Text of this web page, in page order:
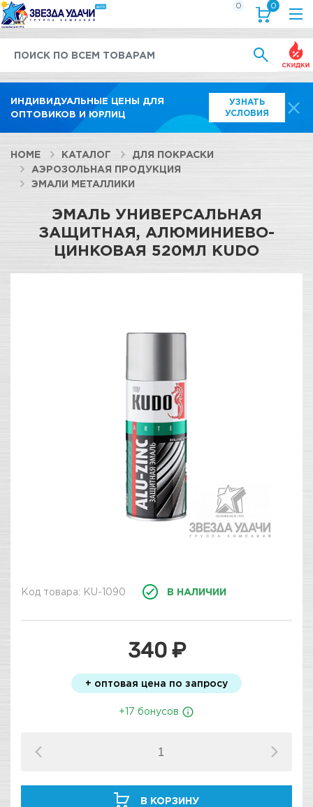
ИНДИВИДУАЛЬНЫЕ ЦЕНЫ ДЛЯ
ОПТОВИКОВ И ЮРЛИЦ
УЗНАТЬ
УСЛОВИЯ
0 0
HOME КАТАЛОГ
ДЛЯ ПОКРАСКИ
АЭРОЗОЛЬНАЯ ПРОДУКЦИЯ
ЭМАЛИ МЕТАЛЛИКИ
ЭМАЛЬ УНИВЕРСАЛЬНАЯ
ЗАЩИТНАЯ, АЛЮМИНИЕВО-
ЦИНКОВАЯ 520МЛ KUDO
Код товара: KU-1090 В НАЛИЧИИ
340 ₽
+ оптовая цена по запросу
+17 бонусов
В КОРЗИНУ